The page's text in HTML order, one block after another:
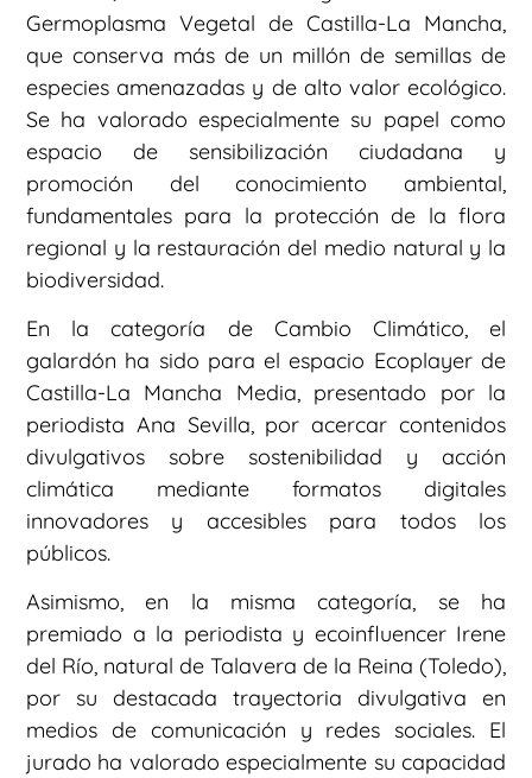
Germoplasma Vegetal de Castilla-La Mancha,
que conserva más de un millón de semillas de
especies amenazadas y de alto valor ecológico.
Se ha valorado especialmente su papel como
espacio de sensibilización ciudadana y
promoción del conocimiento ambiental,
fundamentales para la protección de la flora
regional y la restauración del medio natural y la
biodiversidad.
En la categoría de Cambio Climático, el
galardón ha sido para el espacio Ecoplayer de
Castilla-La Mancha Media, presentado por la
periodista Ana Sevilla, por acercar contenidos
divulgativos sobre sostenibilidad y acción
climática mediante formatos digitales
innovadores y accesibles para todos los
públicos.
Asimismo, en la misma categoría, se ha
premiado a la periodista y ecoinfluencer Irene
del Río, natural de Talavera de la Reina (Toledo),
por su destacada trayectoria divulgativa en
medios de comunicación y redes sociales. El
jurado ha valorado especialmente su capacidad